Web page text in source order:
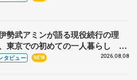
勢武アミンが語る現役続行の理
東京での初めての一人暮らし 注
ケーターの「今」に迫る
タビュー NEW 2026.08.08